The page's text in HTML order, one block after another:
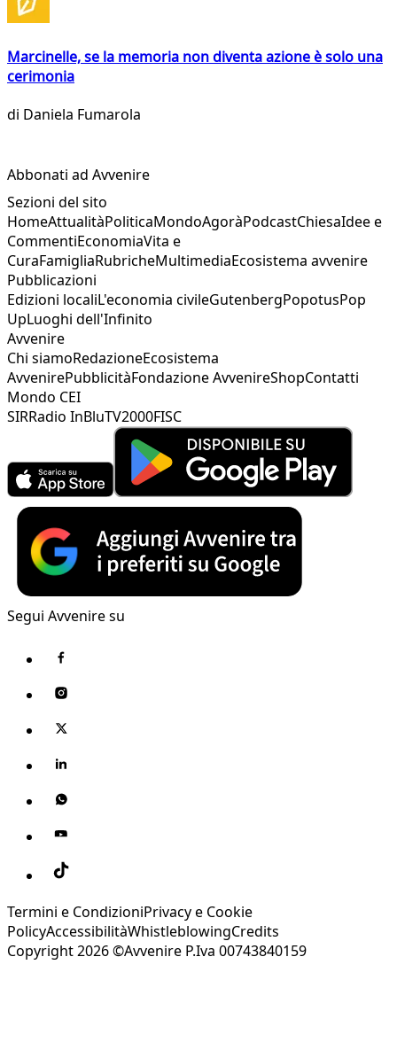
Marcinelle, se la memoria non diventa azione è solo una
cerimonia
di Daniela Fumarola
Abbonati ad Avvenire
Sezioni del sito
HomeAttualitàPoliticaMondoAgoràPodcastChiesaIdee e
CommentiEconomiaVita e
CuraFamigliaRubricheMultimediaEcosistema avvenire
Pubblicazioni
Edizioni localiL'economia civileGutenbergPopotusPop
UpLuoghi dell'Infinito
Avvenire
Chi siamoRedazioneEcosistema
AvvenirePubblicitàFondazione AvvenireShopContatti
Mondo CEI
SIRRadio InBluTV2000FISC
Segui Avvenire su
Termini e CondizioniPrivacy e Cookie
PolicyAccessibilitàWhistleblowingCredits
Copyright 2026 ©Avvenire P.Iva 00743840159